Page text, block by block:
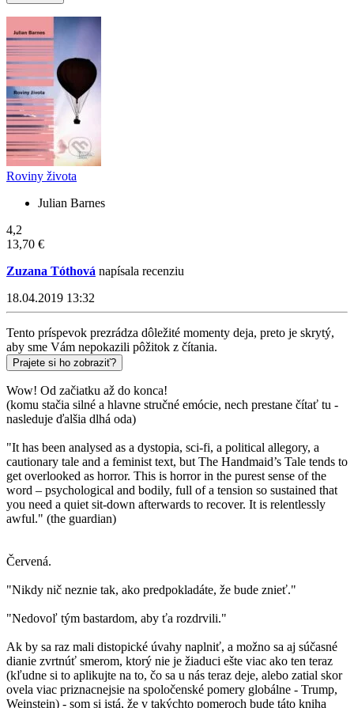
Roviny života
Julian Barnes
4,2
13,70 €
Zuzana Tóthová napísala recenziu
18.04.2019 13:32
Tento príspevok prezrádza dôležité momenty deja, preto je skrytý,
aby sme Vám nepokazili pôžitok z čítania.
Prajete si ho zobraziť?
Wow! Od začiatku až do konca!
(komu stačia silné a hlavne stručné emócie, nech prestane čítať tu -
nasleduje ďalšia dlhá oda)
"It has been analysed as a dystopia, sci-fi, a political allegory, a
cautionary tale and a feminist text, but The Handmaid’s Tale tends to
get overlooked as horror. This is horror in the purest sense of the
word – psychological and bodily, full of a tension so sustained that
you need a quiet sit-down afterwards to recover. It is relentlessly
awful." (the guardian)
Červená.
"Nikdy nič neznie tak, ako predpokladáte, že bude znieť."
"Nedovoľ tým bastardom, aby ťa rozdrvili."
Ak by sa raz mali distopické úvahy naplniť, a možno sa aj súčasné
dianie zvrtnúť smerom, ktorý nie je žiaduci ešte viac ako ten teraz
(kľudne si to aplikujte na to, čo sa u nás teraz deje, alebo zatial skor
ovela viac priznacnejsie na spoločenské pomery globálne - Trump,
Weinstein) - som si istá, že v takýchto pomeroch bude táto kniha